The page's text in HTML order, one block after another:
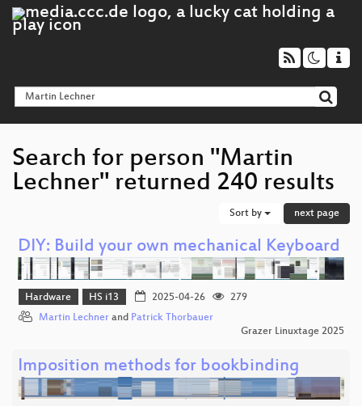
Search for person "Martin
Lechner" returned 240 results
Sort by next page
DIY: Build your own mechanical Keyboard
Hardware HS i13 2025-04-26
279
Martin Lechner and Patrick Thorbauer
Grazer Linuxtage 2025
Imposition methods for bookbinding